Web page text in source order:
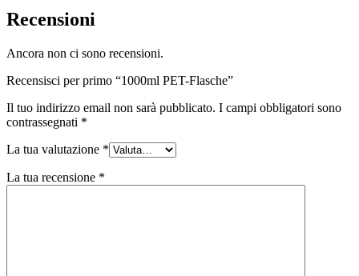
Sostenibile
Recensioni
Ancora non ci sono recensioni.
Recensisci per primo “1000ml PET-Flasche”
Il tuo indirizzo email non sarà pubblicato. I campi obbligatori sono
contrassegnati *
La tua valutazione *
La tua recensione *